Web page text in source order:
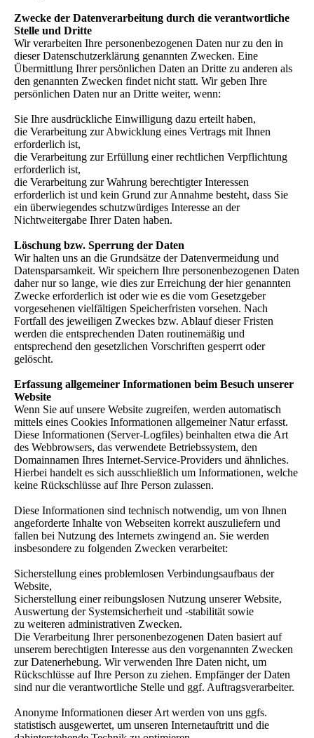
Zwecke der Datenverarbeitung durch die verantwortliche
Stelle und Dritte
Wir verarbeiten Ihre personenbezogenen Daten nur zu den in
dieser Datenschutzerklärung genannten Zwecken. Eine
Übermittlung Ihrer persönlichen Daten an Dritte zu anderen als
den genannten Zwecken findet nicht statt. Wir geben Ihre
persönlichen Daten nur an Dritte weiter, wenn:
Sie Ihre ausdrückliche Einwilligung dazu erteilt haben,
die Verarbeitung zur Abwicklung eines Vertrags mit Ihnen
erforderlich ist,
die Verarbeitung zur Erfüllung einer rechtlichen Verpflichtung
erforderlich ist,
die Verarbeitung zur Wahrung berechtigter Interessen
erforderlich ist und kein Grund zur Annahme besteht, dass Sie
ein überwiegendes schutzwürdiges Interesse an der
Nichtweitergabe Ihrer Daten haben.
Löschung bzw. Sperrung der Daten
Wir halten uns an die Grundsätze der Datenvermeidung und
Datensparsamkeit. Wir speichern Ihre personenbezogenen Daten
daher nur so lange, wie dies zur Erreichung der hier genannten
Zwecke erforderlich ist oder wie es die vom Gesetzgeber
vorgesehenen vielfältigen Speicherfristen vorsehen. Nach
Fortfall des jeweiligen Zweckes bzw. Ablauf dieser Fristen
werden die entsprechenden Daten routinemäßig und
entsprechend den gesetzlichen Vorschriften gesperrt oder
gelöscht.
Erfassung allgemeiner Informationen beim Besuch unserer
Website
Wenn Sie auf unsere Website zugreifen, werden automatisch
mittels eines Cookies Informationen allgemeiner Natur erfasst.
Diese Informationen (Server-Logfiles) beinhalten etwa die Art
des Webbrowsers, das verwendete Betriebssystem, den
Domainnamen Ihres Internet-Service-Providers und ähnliches.
Hierbei handelt es sich ausschließlich um Informationen, welche
keine Rückschlüsse auf Ihre Person zulassen.
Diese Informationen sind technisch notwendig, um von Ihnen
angeforderte Inhalte von Webseiten korrekt auszuliefern und
fallen bei Nutzung des Internets zwingend an. Sie werden
insbesondere zu folgenden Zwecken verarbeitet:
Sicherstellung eines problemlosen Verbindungsaufbaus der
Website,
Sicherstellung einer reibungslosen Nutzung unserer Website,
Auswertung der Systemsicherheit und -stabilität sowie
zu weiteren administrativen Zwecken.
Die Verarbeitung Ihrer personenbezogenen Daten basiert auf
unserem berechtigten Interesse aus den vorgenannten Zwecken
zur Datenerhebung. Wir verwenden Ihre Daten nicht, um
Rückschlüsse auf Ihre Person zu ziehen. Empfänger der Daten
sind nur die verantwortliche Stelle und ggf. Auftragsverarbeiter.
Anonyme Informationen dieser Art werden von uns ggfs.
statistisch ausgewertet, um unseren Internetauftritt und die